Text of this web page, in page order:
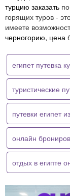
турцию заказать
горящих туров -
имеете
черногорию, цена
египет путевка
туристические
путевки египет
онлайн
отдых в египте